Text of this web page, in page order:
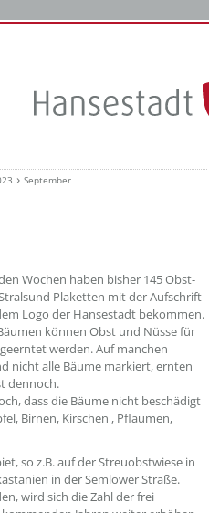
September
titel ???
Wochen haben bisher 145 Obst-
Plaketten mit der Aufschrift
Logo der Hansestadt bekommen.
können Obst und Nüsse für
werden. Auf manchen
nicht alle Bäume markiert, ernten
dennoch.
dass die Bäume nicht beschädigt
Birnen, Kirschen , Pflaumen,
so z.B. auf der Streuobstwiese in
in der Semlower Straße.
wird sich die Zahl der frei